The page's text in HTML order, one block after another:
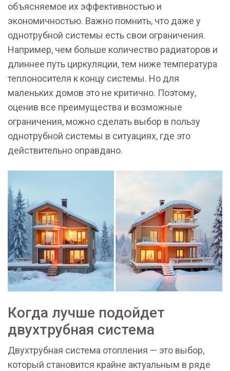
объясняемое их эффективностью и
экономичностью. Важно помнить, что даже у
однотрубной системы есть свои ограничения.
Например, чем больше количество радиаторов и
длиннее путь циркуляции, тем ниже температура
теплоносителя к концу системы. Но для
маленьких домов это не критично. Поэтому,
оценив все преимущества и возможные
ограничения, можно сделать выбор в пользу
однотрубной системы в ситуациях, где это
действительно оправдано.
Когда лучше подойдет
двухтрубная система
Двухтрубная система отопления — это выбор,
который становится крайне актуальным в ряде